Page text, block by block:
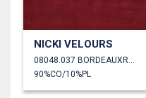
NICKI VELOURS
90%CO/10%PL